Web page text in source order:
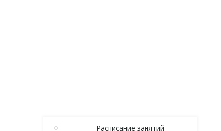
Расписание занятий